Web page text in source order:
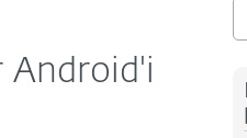
Android'i